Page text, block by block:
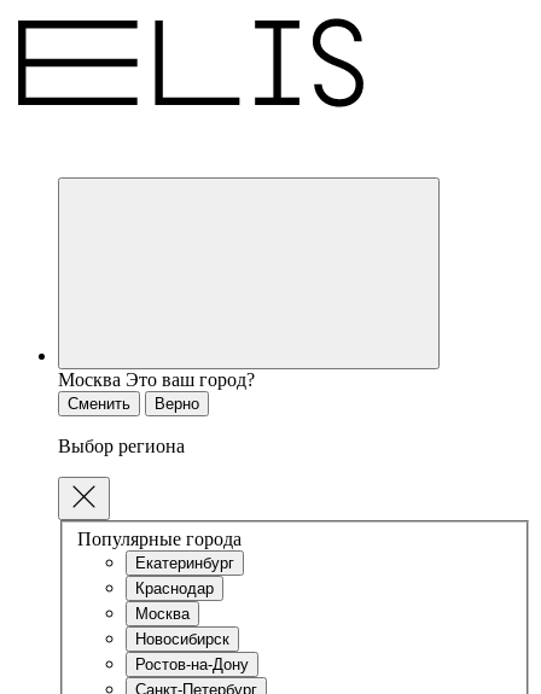
Москва Это ваш город?
Сменить Верно
Выбор региона
Популярные города
Екатеринбург
Краснодар
Москва
Новосибирск
Ростов-на-Дону
Санкт-Петербург